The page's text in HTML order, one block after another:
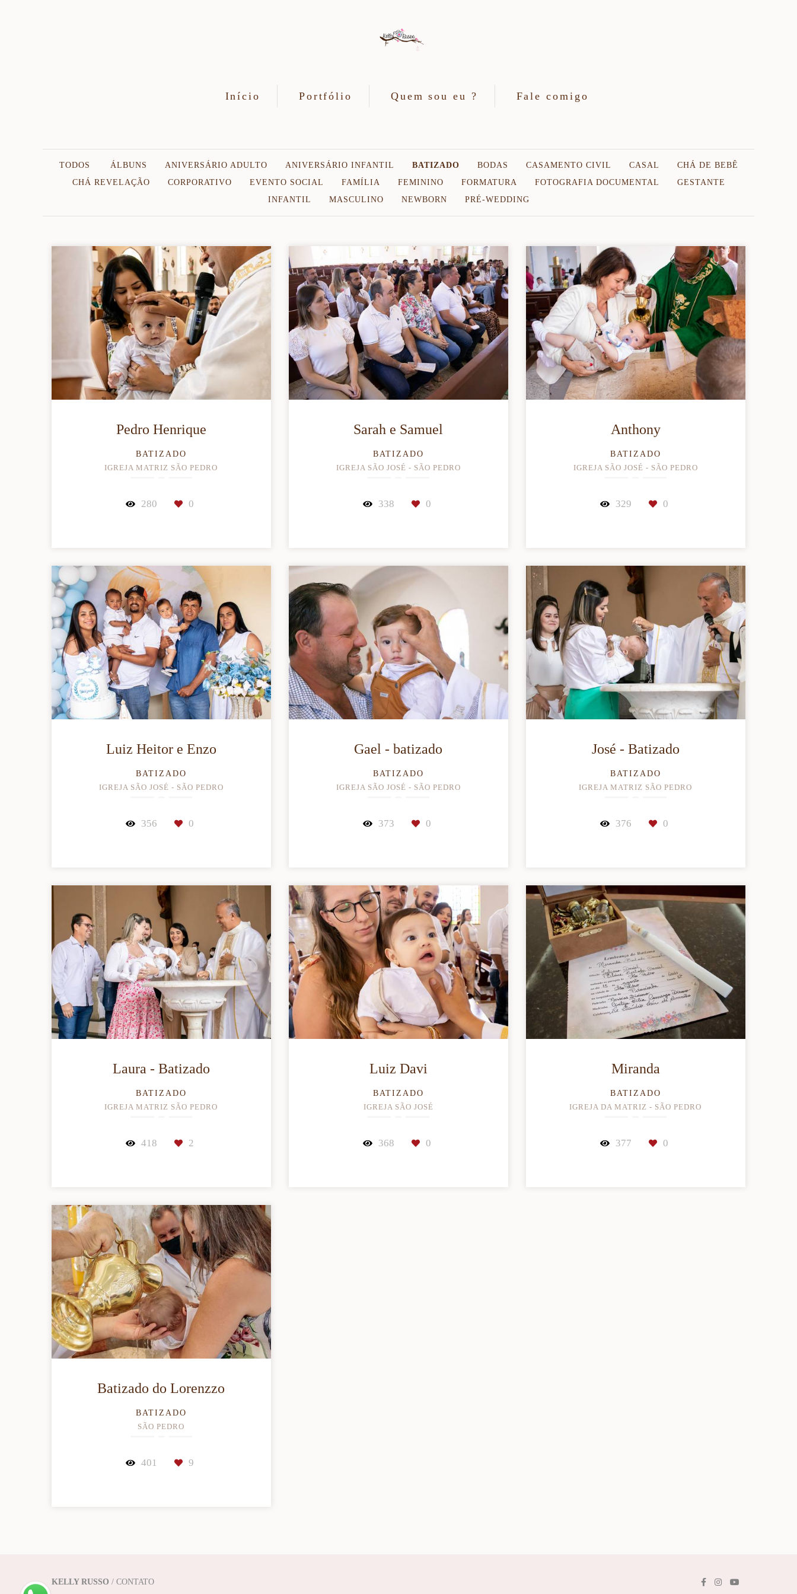
Início Portfólio Quem sou eu ? Fale comigo
TODOS ÁLBUNS ANIVERSÁRIO ADULTO ANIVERSÁRIO INFANTIL BATIZADO BODAS CASAMENTO CIVIL CASAL
CHÁ DE BEBÊ
CHÁ REVELAÇÃO
CORPORATIVO EVENTO SOCIAL FAMÍLIA FEMININO FORMATURA FOTOGRAFIA DOCUMENTAL
GESTANTE
INFANTIL
MASCULINO NEWBORN PRÉ-WEDDING
Pedro Henrique
BATIZADO
IGREJA MATRIZ SÃO PEDRO
280 0
Sarah e Samuel
BATIZADO
IGREJA SÃO JOSÉ - SÃO PEDRO
338 0
Anthony
BATIZADO
IGREJA SÃO JOSÉ - SÃO PEDRO
329 0
Luiz Heitor e Enzo
BATIZADO
IGREJA SÃO JOSÉ - SÃO PEDRO
356 0
Gael - batizado
BATIZADO
IGREJA SÃO JOSÉ - SÃO PEDRO
373 0
José - Batizado
BATIZADO
IGREJA MATRIZ SÃO PEDRO
376 0
Laura - Batizado
BATIZADO
IGREJA MATRIZ SÃO PEDRO
418 2
Luiz Davi
BATIZADO
IGREJA SÃO JOSÉ
368 0
Miranda
BATIZADO
IGREJA DA MATRIZ - SÃO PEDRO
377 0
Batizado do Lorenzzo
BATIZADO
SÃO PEDRO
401 9
KELLY RUSSO / CONTATO